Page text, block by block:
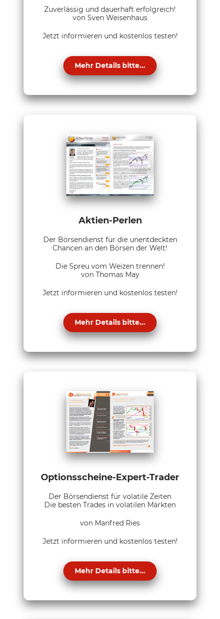
Zuverlässig und dauerhaft erfolgreich!
von Sven Weisenhaus
Jetzt informieren und kostenlos testen!
Mehr Details bitte...
Aktien-Perlen
Der Börsendienst für die unentdeckten
Chancen an den Börsen der Welt!
Die Spreu vom Weizen trennen!
von Thomas May
Jetzt informieren und kostenlos testen!
Mehr Details bitte...
Optionsscheine-Expert-Trader
Der Börsendienst für volatile Zeiten
Die besten Trades in volatilen Märkten
von Manfred Ries
Jetzt informieren und kostenlos testen!
Mehr Details bitte...